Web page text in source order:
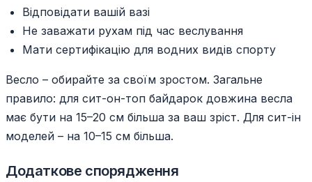
Відповідати вашій вазі
Не заважати рухам під час веслування
Мати сертифікацію для водних видів спорту
Весло – обирайте за своїм зростом. Загальне
правило: для сит-он-топ байдарок довжина весла
має бути на 15–20 см більша за ваш зріст. Для сит-ін
моделей – на 10–15 см більша.
Додаткове спорядження